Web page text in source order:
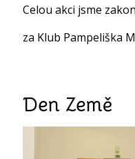
Celou akci jsme
za Klub Pampeliška
Den Země